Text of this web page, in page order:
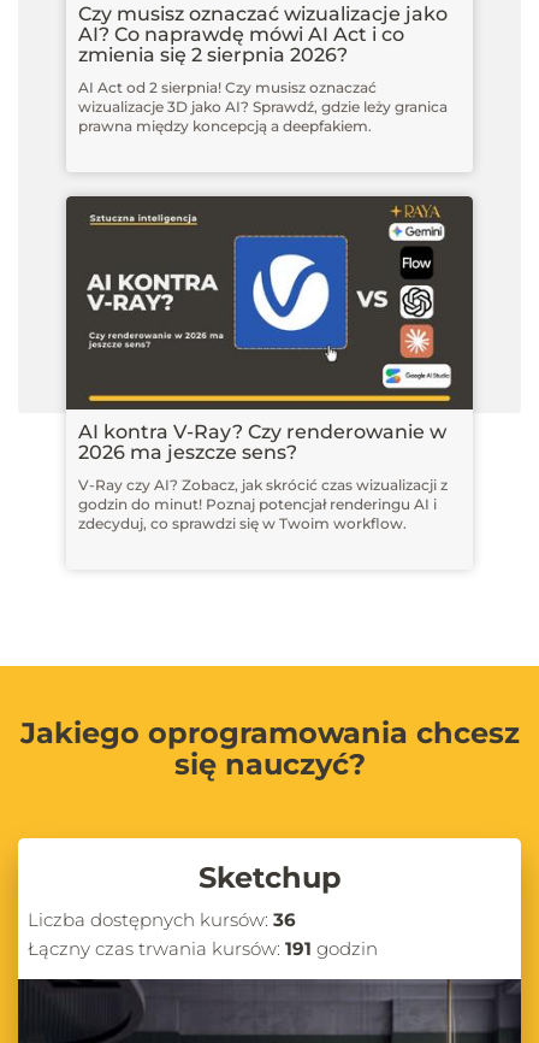
Czy musisz oznaczać wizualizacje jako
AI? Co naprawdę mówi AI Act i co
zmienia się 2 sierpnia 2026?
AI Act od 2 sierpnia! Czy musisz oznaczać
wizualizacje 3D jako AI? Sprawdź, gdzie leży granica
prawna między koncepcją a deepfakiem.
AI kontra V-Ray? Czy renderowanie w
2026 ma jeszcze sens?
V-Ray czy AI? Zobacz, jak skrócić czas wizualizacji z
godzin do minut! Poznaj potencjał renderingu AI i
zdecyduj, co sprawdzi się w Twoim workflow.
Jakiego oprogramowania chcesz
się nauczyć?
Sketchup
Liczba dostępnych kursów: 36
Łączny czas trwania kursów: 191 godzin